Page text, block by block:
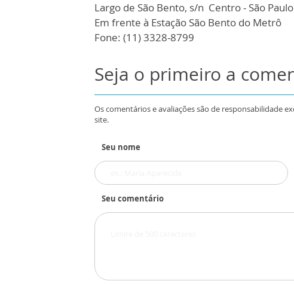
Largo de São Bento, s/n Centro - São Paulo
Em frente à Estação São Bento do Metrô
Fone: (11) 3328-8799
Seja o primeiro a
Os comentários e avaliações são de responsabilidade
site.
Seu nome
Seu comentário